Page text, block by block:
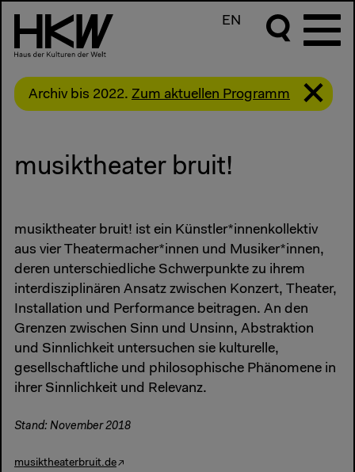
EN
Archiv bis 2022. Zum aktuellen Programm
musiktheater bruit!
musiktheater bruit! ist ein Künstler*innenkollektiv
aus vier Theatermacher*innen und Musiker*innen,
deren unterschiedliche Schwerpunkte zu ihrem
interdisziplinären Ansatz zwischen Konzert, Theater,
Installation und Performance beitragen. An den
Grenzen zwischen Sinn und Unsinn, Abstraktion
und Sinnlichkeit untersuchen sie kulturelle,
gesellschaftliche und philosophische Phänomene in
ihrer Sinnlichkeit und Relevanz.
Stand: November 2018
musiktheaterbruit.de